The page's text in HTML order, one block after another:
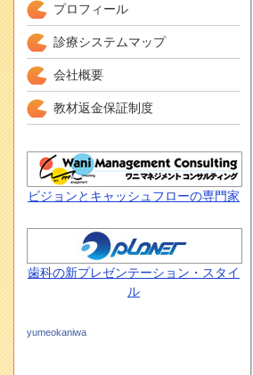
プロフィール
診療システムマップ
会社概要
教材返金保証制度
ビジョンとキャッシュフローの専門家
歯科の新プレゼンテーション・スタイ
ル
yumeokaniwa